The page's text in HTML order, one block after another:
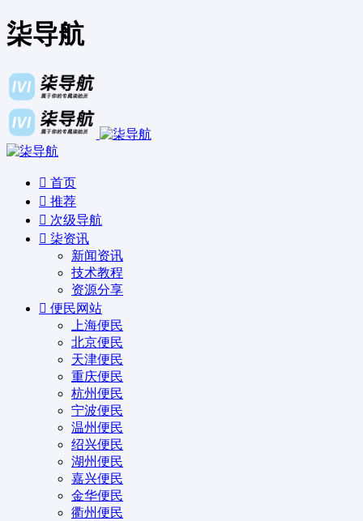
柒导航
首页
推荐
次级导航
柒资讯
新闻资讯
技术教程
资源分享
便民网站
上海便民
北京便民
天津便民
重庆便民
杭州便民
宁波便民
温州便民
绍兴便民
湖州便民
嘉兴便民
金华便民
衢州便民